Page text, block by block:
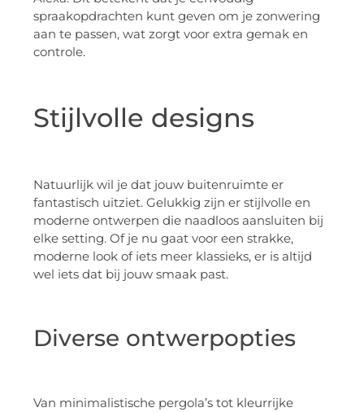
spraakopdrachten kunt geven om je zonwering
aan te passen, wat zorgt voor extra gemak en
controle.
Stijlvolle designs
Natuurlijk wil je dat jouw buitenruimte er
fantastisch uitziet. Gelukkig zijn er stijlvolle en
moderne ontwerpen die naadloos aansluiten bij
elke setting. Of je nu gaat voor een strakke,
moderne look of iets meer klassieks, er is altijd
wel iets dat bij jouw smaak past.
Diverse ontwerpopties
Van minimalistische pergola’s tot kleurrijke